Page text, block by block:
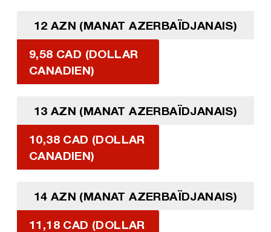
12 AZN (MANAT AZERBAÏDJANAIS)
9,58 CAD (DOLLAR
CANADIEN)
13 AZN (MANAT AZERBAÏDJANAIS)
10,38 CAD (DOLLAR
CANADIEN)
14 AZN (MANAT AZERBAÏDJANAIS)
11,18 CAD (DOLLAR